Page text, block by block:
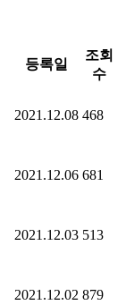
등록일
조회
수
2021.12.08 468
2021.12.06 681
2021.12.03 513
2021.12.02 879